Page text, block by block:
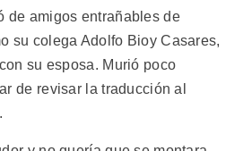
de amigos entrañables de
su colega Adolfo Bioy Casares,
su esposa. Murió poco
de revisar la traducción al